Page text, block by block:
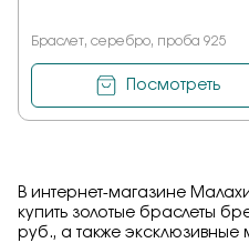
Браслет, серебро, проба 925
Посмотреть
В интернет-магазине
купить золотые браслеты
руб., а также эксклюзивные